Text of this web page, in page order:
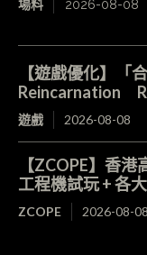
場料 2026-08-08
【遊戲優化】「
Reincarnation
遊戲 2026-08-08
【ZCOPE】香
工程機試玩 + 各
ZCOPE 2026-08-08